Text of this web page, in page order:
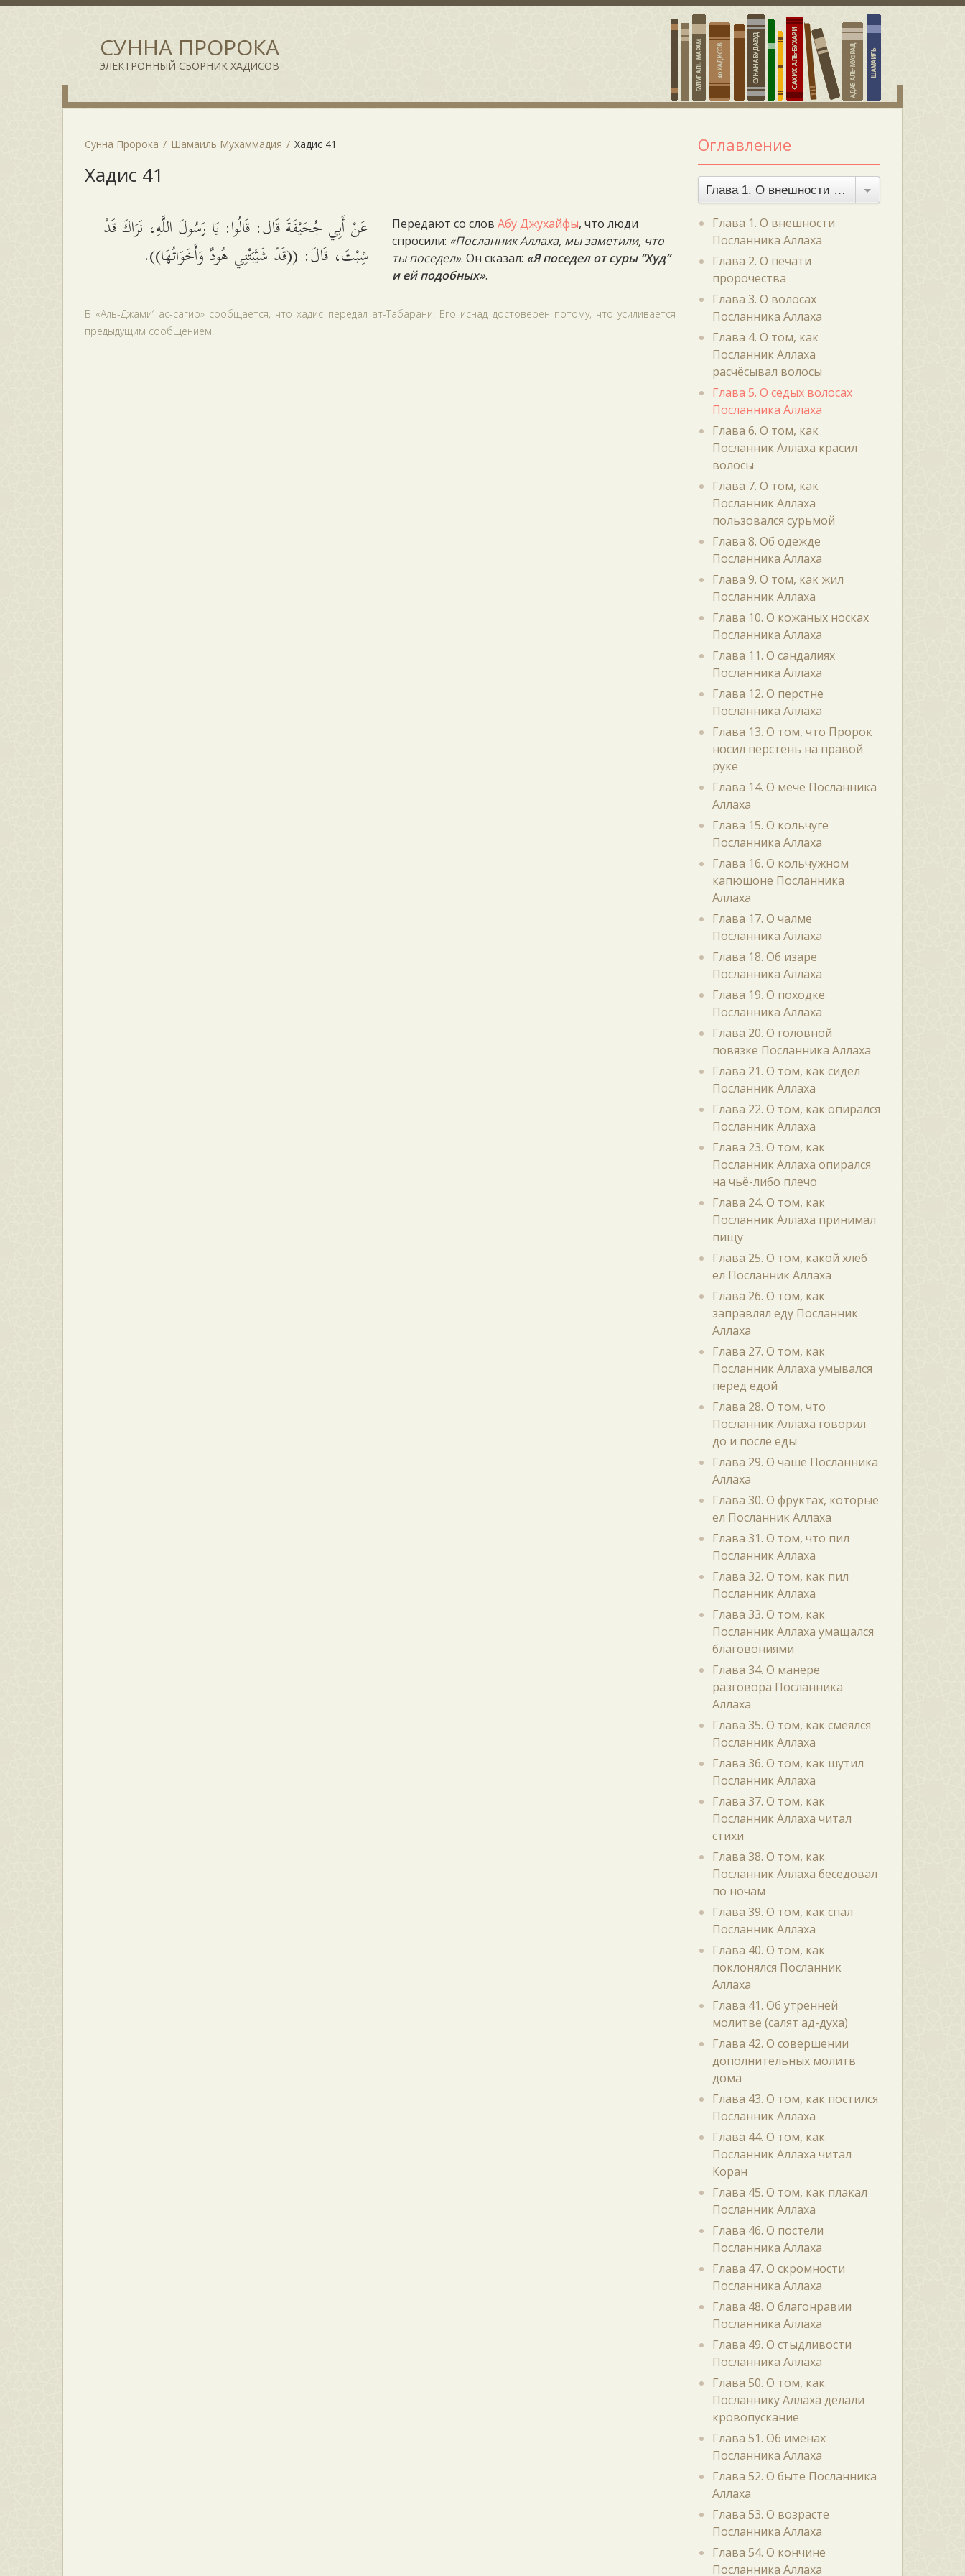
СУННА ПРОРОКА
ЭЛЕКТРОННЫЙ СБОРНИК ХАДИСОВ
Сунна Пророка Шамаиль Мухаммадия Хадис 41
Хадис 41
عَنْ أَبِي جُحَيْفَةَ قَال: قَالُوا: يَا رَسُولَ اللَّهِ، نَرَاكَ قَدْ
شِبْتَ، قَالَ: ((قَدْ شَيَّبَتْنِي هُودٌ وَأَخَوَاتُهَا)).
Передают со словАбу Джухайфы, что люди
спросили: «Посланник Аллаха, мы заметили, что
ты поседел». Он сказал: «Я поседел от суры “Худ”
и ей подобных».
В «Аль-Джами‘ ас-сагир» сообщается, что хадис передал ат-Табарани. Его иснад достоверен потому, что усиливается
предыдущим сообщением.
Оглавление
Глава 1. О внешности Посланника Аллаха
Глава 1. О внешности
Посланника Аллаха
Глава 2. О печати
пророчества
Глава 3. О волосах
Посланника Аллаха
Глава 4. О том, как
Посланник Аллаха
расчёсывал волосы
Глава 5. О седых волосах
Посланника Аллаха
Глава 6. О том, как
Посланник Аллаха красил
волосы
Глава 7. О том, как
Посланник Аллаха
пользовался сурьмой
Глава 8. Об одежде
Посланника Аллаха
Глава 9. О том, как жил
Посланник Аллаха
Глава 10. О кожаных носках
Посланника Аллаха
Глава 11. О сандалиях
Посланника Аллаха
Глава 12. О перстне
Посланника Аллаха
Глава 13. О том, что Пророк
носил перстень на правой
руке
Глава 14. О мече Посланника
Аллаха
Глава 15. О кольчуге
Посланника Аллаха
Глава 16. О кольчужном
капюшоне Посланника
Аллаха
Глава 17. О чалме
Посланника Аллаха
Глава 18. Об изаре
Посланника Аллаха
Глава 19. О походке
Посланника Аллаха
Глава 20. О головной
повязке Посланника Аллаха
Глава 21. О том, как сидел
Посланник Аллаха
Глава 22. О том, как опирался
Посланник Аллаха
Глава 23. О том, как
Посланник Аллаха опирался
на чьё-либо плечо
Глава 24. О том, как
Посланник Аллаха принимал
пищу
Глава 25. О том, какой хлеб
ел Посланник Аллаха
Глава 26. О том, как
заправлял еду Посланник
Аллаха
Глава 27. О том, как
Посланник Аллаха умывался
перед едой
Глава 28. О том, что
Посланник Аллаха говорил
до и после еды
Глава 29. О чаше Посланника
Аллаха
Глава 30. О фруктах, которые
ел Посланник Аллаха
Глава 31. О том, что пил
Посланник Аллаха
Глава 32. О том, как пил
Посланник Аллаха
Глава 33. О том, как
Посланник Аллаха умащался
благовониями
Глава 34. О манере
разговора Посланника
Аллаха
Глава 35. О том, как смеялся
Посланник Аллаха
Глава 36. О том, как шутил
Посланник Аллаха
Глава 37. О том, как
Посланник Аллаха читал
стихи
Глава 38. О том, как
Посланник Аллаха беседовал
по ночам
Глава 39. О том, как спал
Посланник Аллаха
Глава 40. О том, как
поклонялся Посланник
Аллаха
Глава 41. Об утренней
молитве (салят ад-духа)
Глава 42. О совершении
дополнительных молитв
дома
Глава 43. О том, как постился
Посланник Аллаха
Глава 44. О том, как
Посланник Аллаха читал
Коран
Глава 45. О том, как плакал
Посланник Аллаха
Глава 46. О постели
Посланника Аллаха
Глава 47. О скромности
Посланника Аллаха
Глава 48. О благонравии
Посланника Аллаха
Глава 49. О стыдливости
Посланника Аллаха
Глава 50. О том, как
Посланнику Аллаха делали
кровопускание
Глава 51. Об именах
Посланника Аллаха
Глава 52. О быте Посланника
Аллаха
Глава 53. О возрасте
Посланника Аллаха
Глава 54. О кончине
Посланника Аллаха